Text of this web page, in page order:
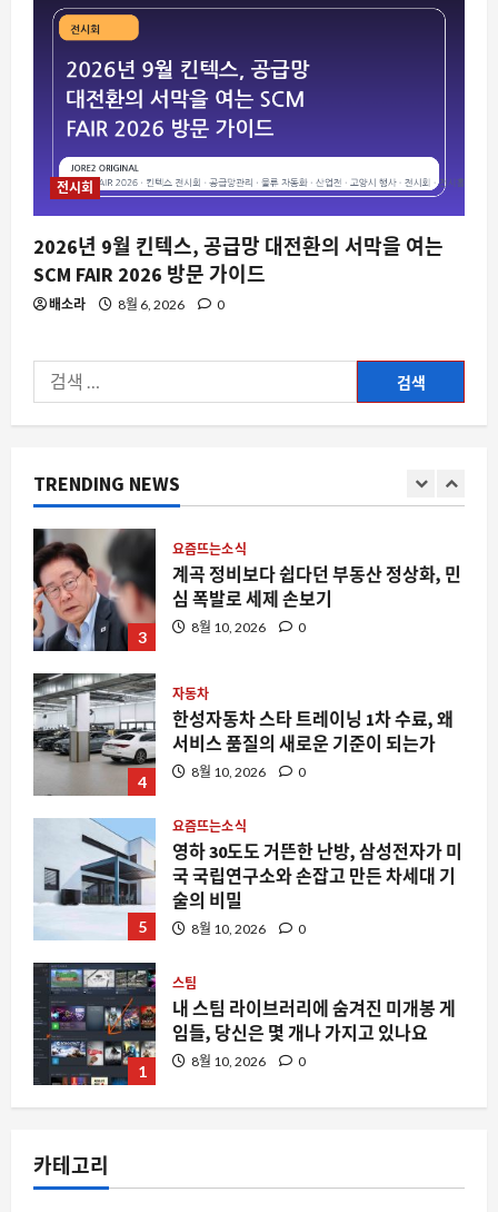
전시회
2026년 9월 킨텍스, 공급망 대전환의 서막을 여는
SCM FAIR 2026 방문 가이드
배소라 8월 6, 2026 0
색:
TRENDING NEWS
4
5
요즘뜨는소식
영하 30도도 거뜬한 난방, 삼성전자가 미
국 국립연구소와 손잡고 만든 차세대 기
술의 비밀
스팀
내 스팀 라이브러리에 숨겨진 미개봉 게
임들, 당신은 몇 개나 가지고 있나요
2
자동차
마쓰다 나바호의 진실: 일본 차가 아닌 켄
3
요즘뜨는소식
계곡 정비보다 쉽다던 부동산 정상화, 민
심 폭발로 세제 손보기
8월 10, 2026 0
4
자동차
한성자동차 스타 트레이닝 1차 수료, 왜
서비스 품질의 새로운 기준이 되는가
8월 10, 2026 0
5
요즘뜨는소식
영하 30도도 거뜬한 난방, 삼성전자가 미
국 국립연구소와 손잡고 만든 차세대 기
술의 비밀
8월 10, 2026 0
1
스팀
내 스팀 라이브러리에 숨겨진 미개봉 게
임들, 당신은 몇 개나 가지고 있나요
8월 10, 2026 0
카테고리